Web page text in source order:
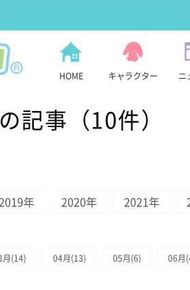
HOME キャラクター ニ
記事（10件）
2019年 2020年 2021年
月(14) 04月(13) 05月(6) 06月